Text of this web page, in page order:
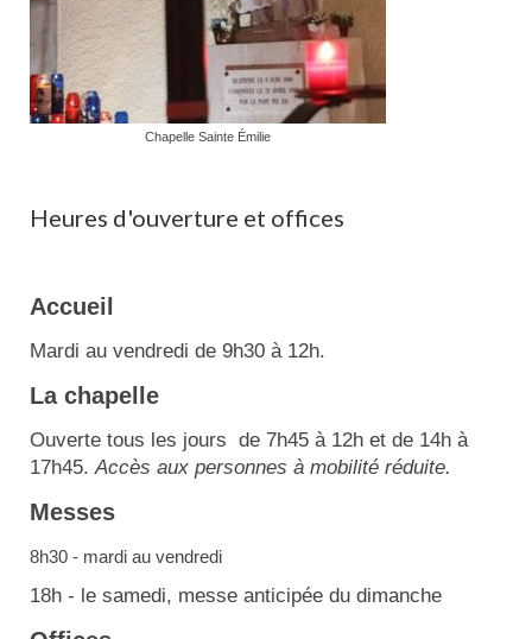
Chapelle Sainte Émilie
Heures d'ouverture et offices
Accueil
Mardi au vendredi de 9h30 à 12h.
La chapelle
Ouverte tous les jours de 7h45 à 12h et de 14h à
17h45. Accès aux personnes à mobilité réduite.
Messes
8h30 - mardi au vendredi
18h - le samedi, messe anticipée du dimanche